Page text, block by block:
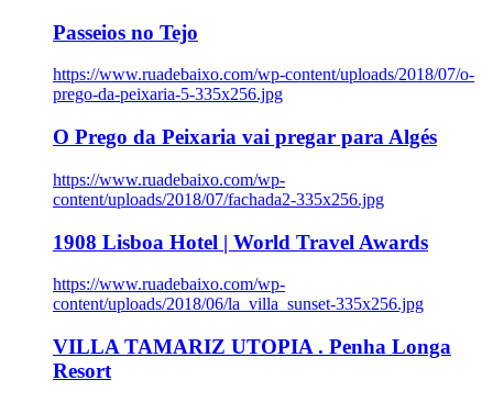
Passeios no Tejo
https://www.ruadebaixo.com/wp-content/uploads/2018/07/o-
prego-da-peixaria-5-335x256.jpg
O Prego da Peixaria vai pregar para Algés
https://www.ruadebaixo.com/wp-
content/uploads/2018/07/fachada2-335x256.jpg
1908 Lisboa Hotel | World Travel Awards
https://www.ruadebaixo.com/wp-
content/uploads/2018/06/la_villa_sunset-335x256.jpg
VILLA TAMARIZ UTOPIA . Penha Longa
Resort